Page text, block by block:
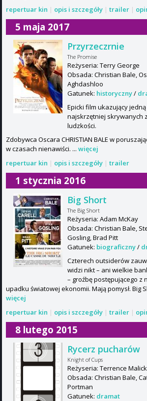
repertuar kin | opis i szczegóły | trailer |
5 maja 2017
Przyrzeczrnie
The Promise
Reżyseria: Terry George
Obsada: Christian Bale,
Aghdashloo
Gatunek: historyczny/
Epicki film ukazujący
najskrzętniej skrywanych
ludzkości.
Zdobywca Oscara CHRISTIAN BALE w
w czasach nienawiści. ... więcej
repertuar kin | opis i szczegóły | trailer
1 stycznia 2016
Big Short
The Big Short
Reżyseria: Adam McKay
Obsada: Christian Bale,
Gosling, Brad Pitt
Gatunek: biograficzny/
Czterech outsiderów
widzi nikt – ani wielkie
– groźbę postępującego z
upadku światowej ekonomii. Mają pomysł. Big
więcej
repertuar kin | opis i szczegóły | trailer |
8 lutego 2015
Rycerz pucharów
Knight of Cups
Reżyseria: Terrence Malick
Obsada: Christian Bale,
Portman
Gatunek: dramat